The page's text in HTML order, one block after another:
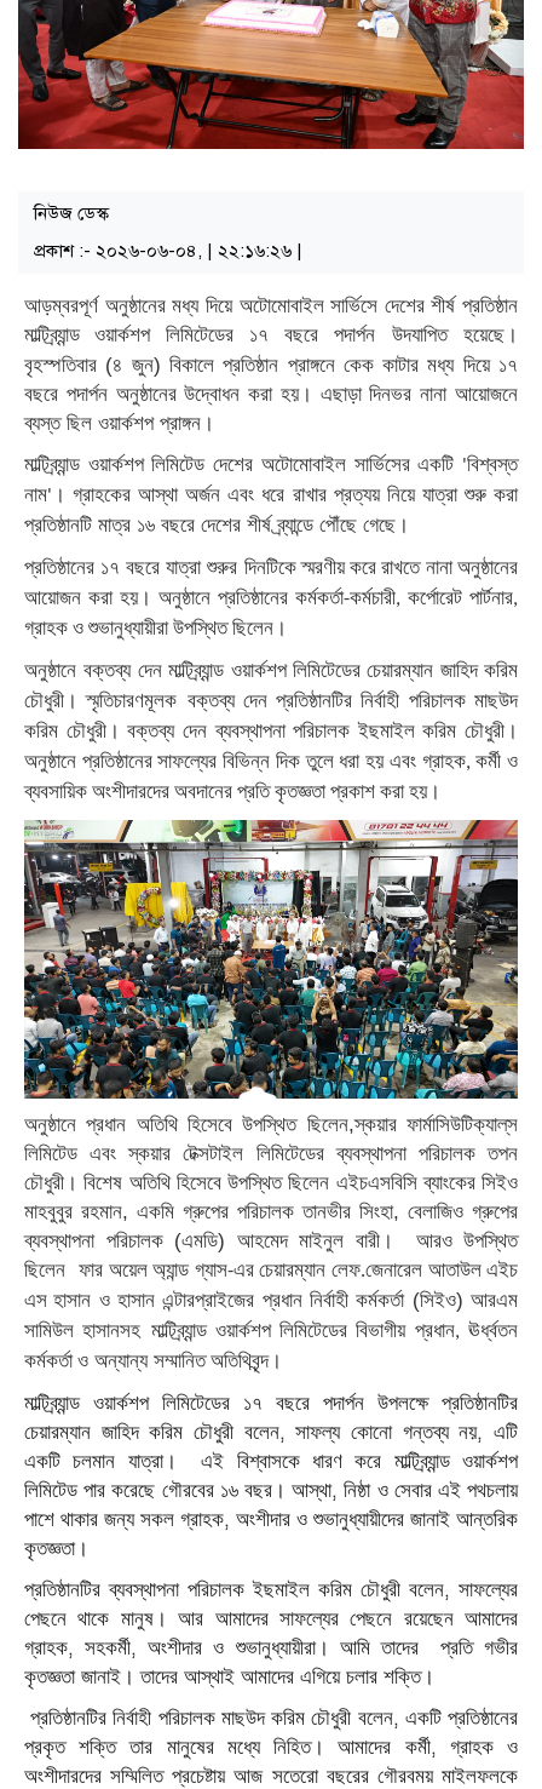
নিউজ ডেস্ক
প্রকাশ :- ২০২৬-০৬-০৪, | ২২:১৬:২৬ |
আড়ম্বরপূর্ণ অনুষ্ঠানের মধ্য দিয়ে অটোমোবাইল সার্ভিসে দেশের শীর্ষ প্রতিষ্ঠান
মাল্টিব্র্যান্ড
ওয়ার্কশপ লিমিটেডের ১৭
বছরে পদার্পন উদযাপিত হয়েছে।
বৃহস্পতিবার (৪ জুন) বিকালে প্রতিষ্ঠান প্রাঙ্গনে কেক কাটার মধ্য দিয়ে ১৭
বছরে পদার্পন অনুষ্ঠানের উদ্বোধন করা হয়। এছাড়া দিনভর নানা আয়োজনে
ব্যস্ত ছিল ওয়ার্কশপ প্রাঙ্গন।
মাল্টিব্র্যান্ড ওয়ার্কশপ লিমিটেড দেশের অটোমোবাইল সার্ভিসের একটি 'বিশ্বস্ত
নাম' । গ্রাহকের আস্থা অর্জন এবং ধরে রাখার প্রত্যয় নিয়ে যাত্রা শুরু করা
প্রতিষ্ঠানটি মাত্র ১৬ বছরে দেশের শীর্ষ ব্র্যান্ডে পৌঁছে গেছে।
প্রতিষ্ঠানের ১৭ বছরে যাত্রা শুরুর দিনটিকে স্মরণীয় করে রাখতে নানা অনুষ্ঠানের
আয়োজন করা হয়। অনুষ্ঠানে প্রতিষ্ঠানের কর্মকর্তা-কর্মচারী, কর্পোরেট পার্টনার,
গ্রাহক ও শুভানুধ্যায়ীরা উপস্থিত ছিলেন।
অনুষ্ঠানে বক্তব্য দেন মাল্টিব্র্যান্ড ওয়ার্কশপ লিমিটেডের চেয়ারম্যান জাহিদ করিম
চৌধুরী। স্মৃতিচারণমূলক বক্তব্য দেন প্রতিষ্ঠানটির নির্বাহী পরিচালক মাছউদ
করিম চৌধুরী। বক্তব্য দেন ব্যবস্থাপনা পরিচালক ইছমাইল করিম চৌধুরী।
অনুষ্ঠানে প্রতিষ্ঠানের সাফল্যের বিভিন্ন দিক তুলে ধরা হয় এবং গ্রাহক,কর্মী ও
ব্যবসায়িক অংশীদারদের অবদানের প্রতি কৃতজ্ঞতা প্রকাশ করা হয়।
অনুষ্ঠানে প্রধান অতিথি হিসেবে উপস্থিত ছিলেন,স্কয়ার ফার্মাসিউটিক্যাল্‌স
লিমিটেড এবং স্কয়ার টেক্সটাইল লিমিটেডের ব্যবস্থাপনা পরিচালক তপন
চৌধুরী। বিশেষ অতিথি হিসেবে উপস্থিত ছিলেন এইচএসবিসি ব্যাংকের সিইও
মাহবুবুর রহমান, একমি গ্রুপের পরিচালক তানভীর সিংহা, বেলাজিও গ্রুপের
ব্যবস্থাপনা পরিচালক (এমডি) আহমেদ মাইনুল বারী। আরও উপস্থিত
ছিলেন ফার অয়েল অ্যান্ড গ্যাস-এর চেয়ারম্যান লেফ.জেনারেল আতাউল এইচ
এস হাসান ও হাসান এন্টারপ্রাইজের প্রধান নির্বাহী কর্মকর্তা (সিইও) আরএম
সামিউল হাসানসহ মাল্টিব্র্যান্ড ওয়ার্কশপ লিমিটেডের বিভাগীয় প্রধান,ঊর্ধ্বতন
কর্মকর্তা ও অন্যান্য সম্মানিত অতিথিবৃন্দ।
মাল্টিব্র্যান্ড ওয়ার্কশপ লিমিটেডের ১৭ বছরে পদার্পন উপলক্ষে প্রতিষ্ঠানটির
চেয়ারম্যান জাহিদ করিম চৌধুরী বলেন,সাফল্য কোনো গন্তব্য নয়,এটি
একটি চলমান যাত্রা। এই বিশ্বাসকে ধারণ করে মাল্টিব্র্যান্ড ওয়ার্কশপ
লিমিটেড পার করেছে গৌরবের ১৬ বছর। আস্থা,নিষ্ঠা ও সেবার এই পথচলায়
পাশে থাকার জন্য সকল গ্রাহক, অংশীদার ও শুভানুধ্যায়ীদের জানাই আন্তরিক
কৃতজ্ঞতা।
প্রতিষ্ঠানটির ব্যবস্থাপনা পরিচালক ইছমাইল করিম চৌধুরী বলেন, সাফল্যের
পেছনে থাকে মানুষ। আর আমাদের সাফল্যের পেছনে রয়েছেন আমাদের
গ্রাহক,সহকর্মী,অংশীদার ও শুভানুধ্যায়ীরা। আমি তাদের প্রতি গভীর
কৃতজ্ঞতা জানাই। তাদের আস্থাই আমাদের এগিয়ে চলার শক্তি।
প্রতিষ্ঠানটির নির্বাহী পরিচালক মাছউদ করিম চৌধুরী বলেন, একটি প্রতিষ্ঠানের
প্রকৃত শক্তি তার মানুষের মধ্যে নিহিত। আমাদের কর্মী, গ্রাহক ও
অংশীদারদের সম্মিলিত প্রচেষ্টায় আজ সতেরো বছরের গৌরবময় মাইলফলকে